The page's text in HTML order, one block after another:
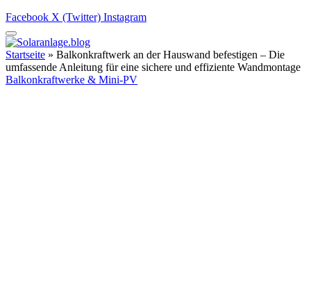
Facebook X (Twitter) Instagram
Startseite » Balkonkraftwerk an der Hauswand befestigen – Die
umfassende Anleitung für eine sichere und effiziente Wandmontage
Balkonkraftwerke & Mini-PV